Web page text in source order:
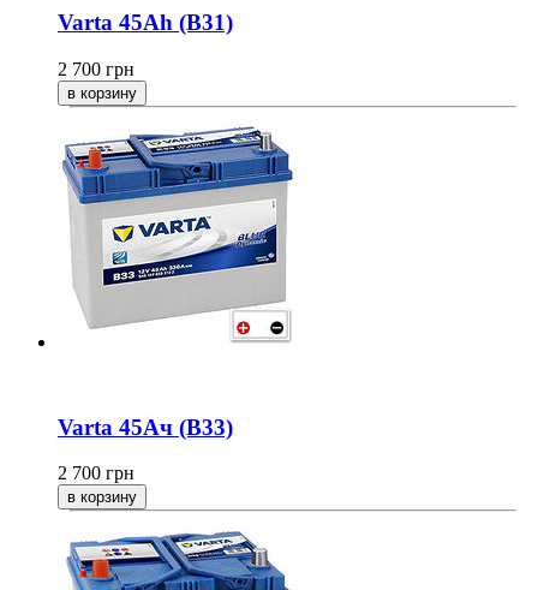
Varta 45Ah (B31)
2 700 грн
Varta 45Ач (B33)
2 700 грн